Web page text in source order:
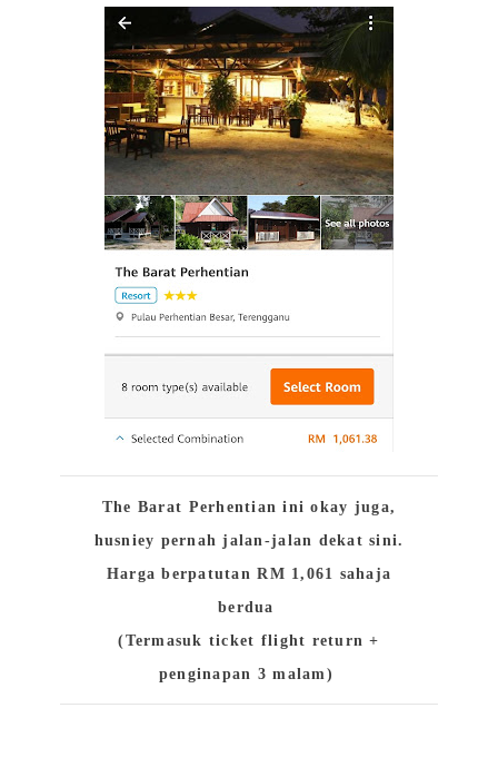
The Barat Perhentian ini okay juga,
husniey pernah jalan-jalan dekat sini.
Harga berpatutan RM 1,061 sahaja
berdua
(Termasuk ticket flight return +
penginapan 3 malam)